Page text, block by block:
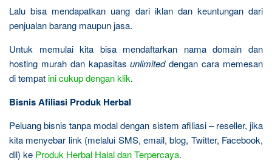
Lalu bisa mendapatkan uang dari iklan dan keuntungan dari
penjualan barang maupun jasa.
Untuk memulai kita bisa mendaftarkan nama domain dan
hosting murah dan kapasitasunlimiteddengan cara memesan
di tempatini cukup dengan klik.
Bisnis Afiliasi Produk Herbal
Peluang bisnis tanpa modal dengan sistem afiliasi – reseller, jika
kita menyebar link (melalui SMS, email, blog, Twitter, Facebook,
dll) ke Produk Herbal Halal dan Terpercaya.